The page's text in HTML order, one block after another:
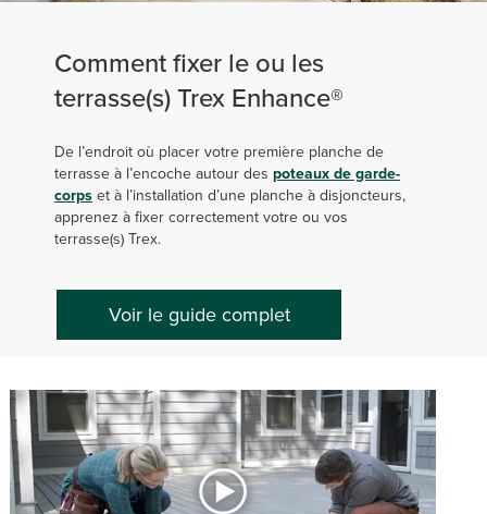
Comment fixer le ou les
terrasse(s) Trex Enhance®
De l’endroit où placer votre première planche de
terrasse à l’encoche autour des poteaux de garde-
corpset à l’installation d’une planche à disjoncteurs,
apprenez à fixer correctement votre ou vos
terrasse(s) Trex.
Voir le guide complet